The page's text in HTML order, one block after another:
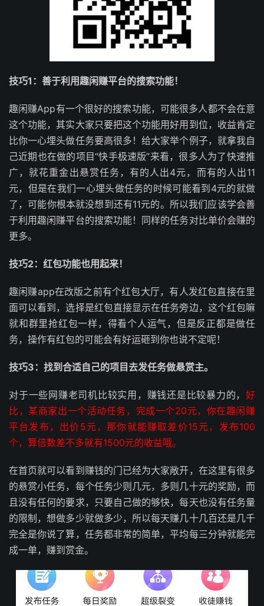
技巧1：善于利用趣闲赚平台的搜索功能！
趣闲赚App有一个很好的搜索功能，可能很多人都不会在意
这个功能，其实大家只要把这个功能用好用到位，收益肯定
比你一心埋头做任务要高很多！给大家举个例子，就拿我自
己近期也在做的项目“快手极速版”来看，很多人为了快速推
广，就花重金出悬赏任务，有的人出4元，而有的人出11
元，但是在我们一心埋头做任务的时候可能看到4元的就做
了，可能你根本就没想到还有11元的。所以我们应该学会善
于利用趣闲赚平台的搜索功能！同样的任务对比单价会赚的
更多。
技巧2：红包功能也用起来！
趣闲赚app在改版之前有个红包大厅，有人发红包直接在里
面可以看到，选择是红包直接显示在任务旁边，这个红包嘛
就和群里抢红包一样，得看个人运气，但是反正都是做任
务，操作有红包的可能会有好运砸到你也说不定呢！
技巧3：找到合适自己的项目去发任务做悬赏主。
对于一些网赚老司机比较实用，赚钱还是比较暴力的， 好
比，某商家出一个活动任务，完成一个20元，你在趣闲赚
平台发布，出价5元，那你就能赚取差价15元，发布100
个，算倍数差不多就有1500元的收益哦。
在首页就可以看到赚钱的门已经为大家敞开，在这里有很多
的悬赏小任务，每个任务少则几元，多则几十元的奖励，而
且没有任何的要求，只要自己做的够快，每天也没有任务量
的限制，想做多少就做多少，所以每天赚几十几百还是几千
完全是你说了算，任务都非常的简单，平均每三分钟就能完
成一单，赚到赏金。